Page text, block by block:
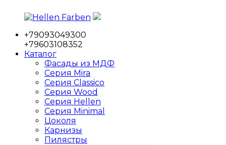
Перейти
содержимому
Hellen
Farben
Фабрика
мебельных
фасадов
+79093049300
+79603108352
Каталог
Фасады из МДФ
Серия Mira
Серия Classico
Серия Wood
Серия Hellen
Серия Minimal
Цоколя
Карнизы
Пилястры